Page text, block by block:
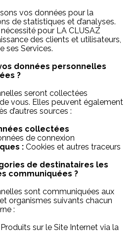
vos données pour la
de statistiques et d’analyses.
pour LA CLUSAZ
des clients et utilisateurs,
ses Services.
données personnelles
?
seront collectées
vous. Elles peuvent également
d’autres sources :
collectées
de connexion
: Cookies et autres traceurs
de destinataires les
communiquées ?
sont communiquées aux
organismes suivants chacun
:
sur le Site Internet via la